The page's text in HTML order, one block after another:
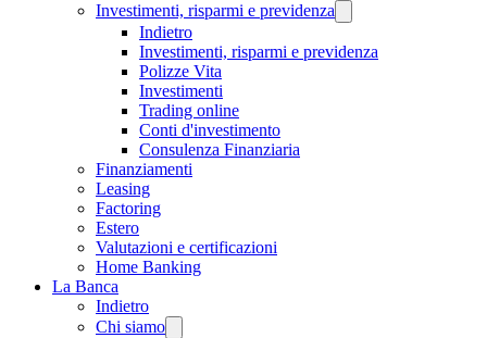
Investimenti, risparmi e previdenza
Indietro
Investimenti, risparmi e previdenza
Polizze Vita
Investimenti
Trading online
Conti d'investimento
Consulenza Finanziaria
Finanziamenti
Leasing
Factoring
Estero
Valutazioni e certificazioni
Home Banking
La Banca
Indietro
Chi siamo